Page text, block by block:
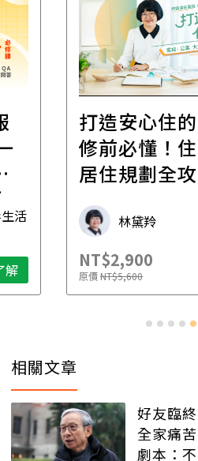
活
解
打造安心住
修前必懂！
居住規劃全
林黛羚
NT$2,900
原價NT$5,600
相關文章
好友臨
全家痛
劇本：